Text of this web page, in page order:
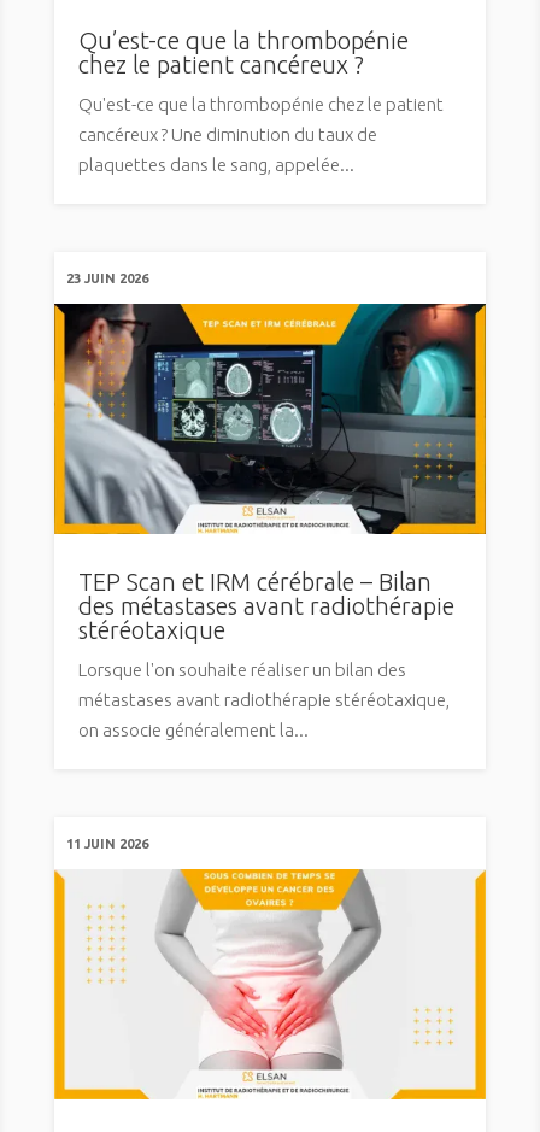
Qu’est-ce que la thrombopénie
chez le patient cancéreux ?
Qu'est-ce que la thrombopénie chez le patient
cancéreux ? Une diminution du taux de
plaquettes dans le sang, appelée...
23 JUIN 2026
TEP Scan et IRM cérébrale – Bilan
des métastases avant radiothérapie
stéréotaxique
Lorsque l'on souhaite réaliser un bilan des
métastases avant radiothérapie stéréotaxique,
on associe généralement la...
11 JUIN 2026